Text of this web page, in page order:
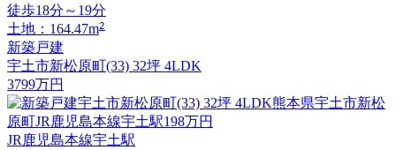
徒歩18分～19分
土地：164.47m2
新築戸建
宇土市新松原町(33) 32坪 4LDK
3799万円
JR鹿児島本線宇土駅